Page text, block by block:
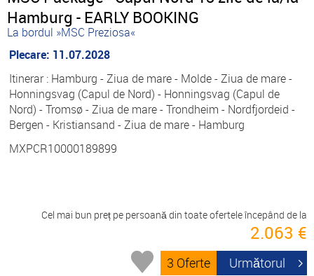
Hamburg - EARLY BOOKING
La bordul »MSC Preziosa«
Plecare: 11.07.2028
Itinerar : Hamburg - Ziua de mare - Molde - Ziua de mare -
Honningsvag (Capul de Nord) - Honningsvag (Capul de
Nord) - Tromsø - Ziua de mare - Trondheim - Nordfjordeid -
Bergen - Kristiansand - Ziua de mare - Hamburg
MXPCR10000189899
Cel mai bun preț pe persoană din toate ofertele începând de la
2.063 €
3 Oferte Următorul